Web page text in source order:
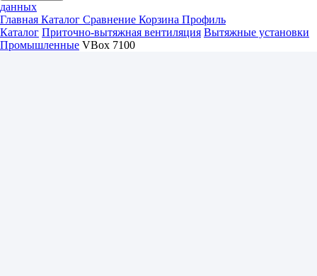
данных
Главная Каталог Сравнение Корзина Профиль
Каталог Приточно-вытяжная вентиляция Вытяжные установки
Промышленные VBox 7100